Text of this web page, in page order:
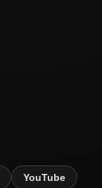
YouTube